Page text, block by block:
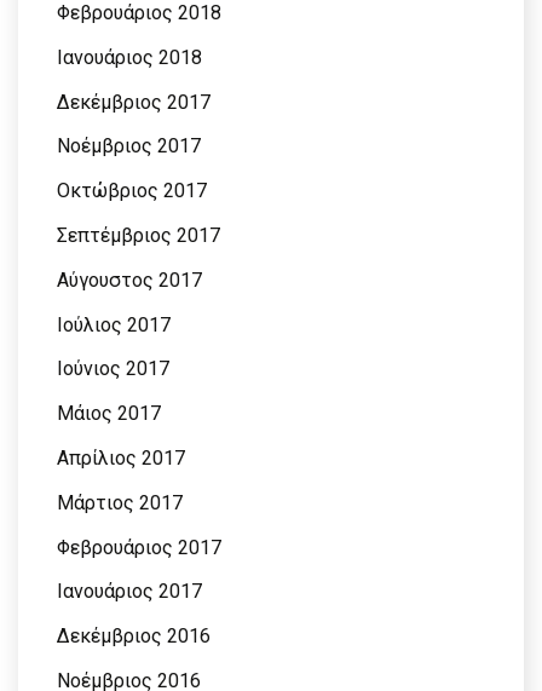
Φεβρουάριος 2018
Ιανουάριος 2018
Δεκέμβριος 2017
Νοέμβριος 2017
Οκτώβριος 2017
Σεπτέμβριος 2017
Αύγουστος 2017
Ιούλιος 2017
Ιούνιος 2017
Μάιος 2017
Απρίλιος 2017
Μάρτιος 2017
Φεβρουάριος 2017
Ιανουάριος 2017
Δεκέμβριος 2016
Νοέμβριος 2016